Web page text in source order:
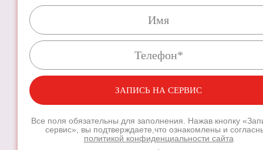
ЗАПИСЬ НА СЕРВИС
Все поля обязательны для заполнения. Нажав кнопку
сервис», вы подтверждаете, что ознакомлены и
политикой конфиденциальности сайта
Все поля обязательны для заполнения.Нажав кнопку